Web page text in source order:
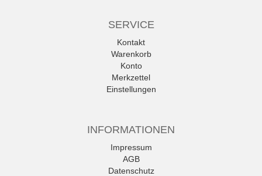
SERVICE
Kontakt
Warenkorb
Konto
Merkzettel
Einstellungen
INFORMATIONEN
Impressum
AGB
Datenschutz